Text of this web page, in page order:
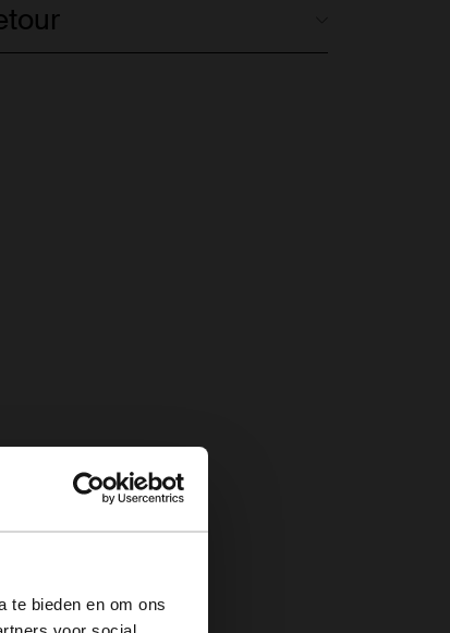
te bieden en om ons